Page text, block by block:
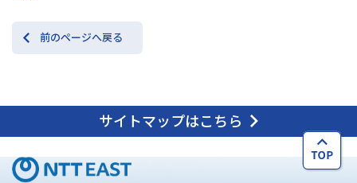
前のページへ戻る
サイトマップはこちら